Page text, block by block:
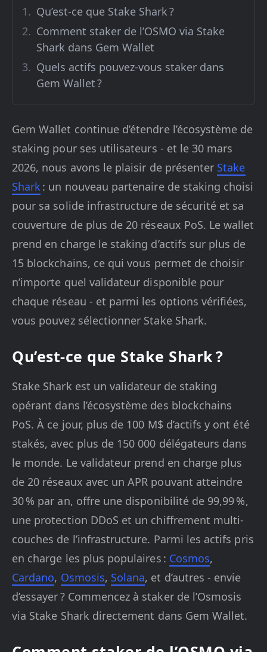
Qu’est-ce que Stake Shark ?
Comment staker de l’OSMO via Stake
Shark dans Gem Wallet
Quels actifs pouvez-vous staker dans
Gem Wallet ?
Gem Wallet continue d’étendre l’écosystème de
staking pour ses utilisateurs - et le 30 mars
2026, nous avons le plaisir de présenter Stake
Shark: un nouveau partenaire de staking choisi
pour sa solide infrastructure de sécurité et sa
couverture de plus de 20 réseaux PoS. Le wallet
prend en charge le staking d’actifs sur plus de
15 blockchains, ce qui vous permet de choisir
n’importe quel validateur disponible pour
chaque réseau - et parmi les options vérifiées,
vous pouvez sélectionner Stake Shark.
Qu’est-ce que Stake Shark ?
Stake Shark est un validateur de staking
opérant dans l’écosystème des blockchains
PoS. À ce jour, plus de 100 M$ d’actifs y ont été
stakés, avec plus de 150 000 délégateurs dans
le monde. Le validateur prend en charge plus
de 20 réseaux avec un APR pouvant atteindre
30 % par an, offre une disponibilité de 99,99 %,
une protection DDoS et un chiffrement multi-
couches de l’infrastructure. Parmi les actifs pris
en charge les plus populaires : Cosmos,
Cardano, Osmosis, Solana, et d’autres - envie
d’essayer ? Commencez à staker de l’Osmosis
via Stake Shark directement dans Gem Wallet.